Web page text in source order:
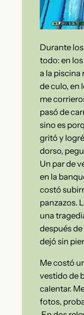
Durante
todo: en
a la piscina
de culo, en
me
pasó de
sino es
gritó y
dorso,
Un par de
en la
costó
panzazos.
una
después
dejó sin
Me costó
vestido de
calentar.
fotos,